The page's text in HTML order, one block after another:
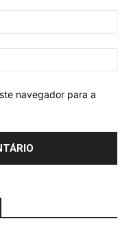
navegador para a